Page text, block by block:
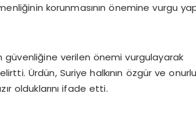
korunmasının önemine vurgu
güvenliğine verilen önemi vurgulayarak
Ürdün, Suriye halkının özgür ve onurlu
olduklarını ifade etti.